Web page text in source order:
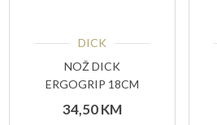
DICK
NOŽ DICK
ERGOGRIP 18CM
CRVENA RUČKA
34,50KM